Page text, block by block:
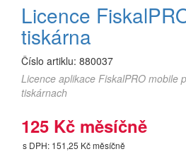
Licence
tiskárna
Číslo artiklu: 880037
Licence aplikace FiskalPRO mobile
tiskárnach
125 Kč měsíčně
s DPH: 151,25 Kč měsíčně